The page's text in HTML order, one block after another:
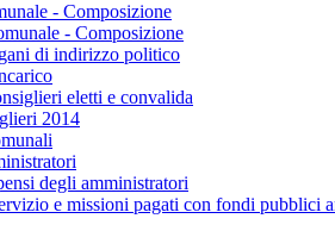
- Composizione
- Composizione
di indirizzo politico
eletti e convalida
2014
degli amministratori
e missioni pagati con fondi pubblici